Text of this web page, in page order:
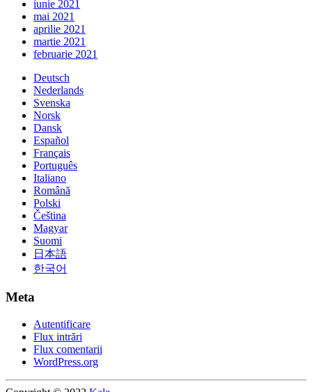
iunie 2021
mai 2021
aprilie 2021
martie 2021
februarie 2021
Deutsch
Nederlands
Svenska
Norsk
Dansk
Español
Français
Português
Italiano
Română
Polski
Čeština
Magyar
Suomi
日本語
한국어
Meta
Autentificare
Flux intrări
Flux comentarii
WordPress.org